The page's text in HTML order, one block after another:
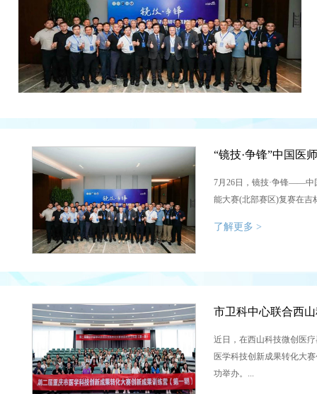
7月26日，镜技·争锋——中
能大赛(北部赛区)复赛在吉
了解更多 >
近日，在西山科技微创医
医学科技创新成果转化大
功举办。...